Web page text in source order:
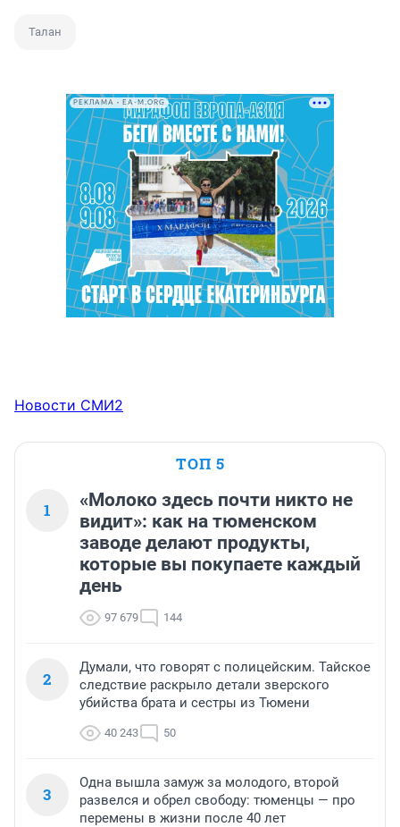
Талан
РЕКЛАМА • EA-M.ORG
Новости СМИ2
ТОП 5
1
«Молоко здесь почти никто не
видит»: как на тюменском
заводе делают продукты,
которые вы покупаете каждый
день
97 679 144
2
Думали, что говорят с полицейским. Тайское
следствие раскрыло детали зверского
убийства брата и сестры из Тюмени
40 243 50
3
Одна вышла замуж за молодого, второй
развелся и обрел свободу: тюменцы — про
перемены в жизни после 40 лет